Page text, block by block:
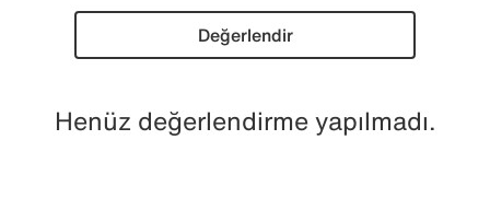
Değerlendir
Henüz değerlendirme yapılmadı.